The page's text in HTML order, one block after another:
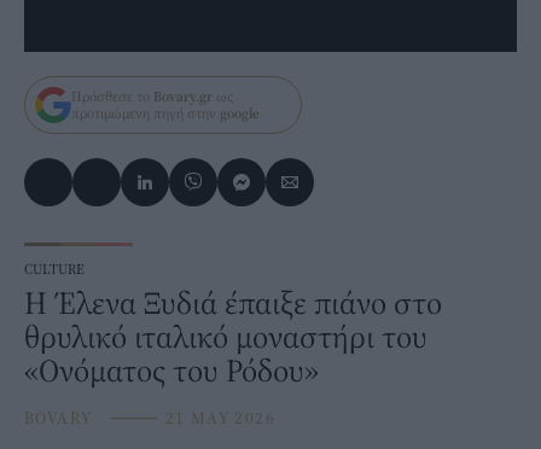
Πρόσθεσε το Bovary.gr ως
προτιμώμενη πηγή στην google
CULTURE
Η Έλενα Ξυδιά έπαιξε πιάνο στο
θρυλικό ιταλικό μοναστήρι του
«Ονόματος του Ρόδου»
BOVARY ⸻ 21 MAY 2026